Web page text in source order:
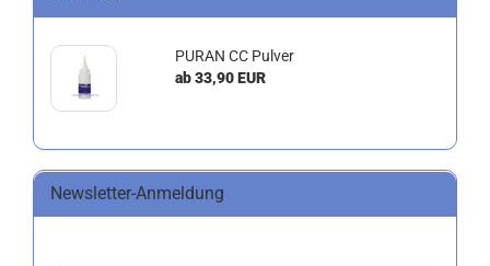
PURAN CC Pulver
ab 33,90 EUR
Newsletter-Anmeldung